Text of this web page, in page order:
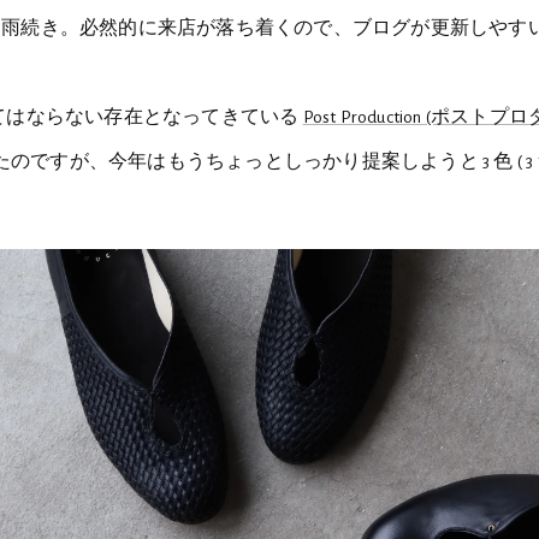
続き。必然的に来店が落ち着くので、ブログが更新しやす
はならない存在となってきている Post Production (ポストプ
ですが、今年はもうちょっとしっかり提案しようと 3 色 (